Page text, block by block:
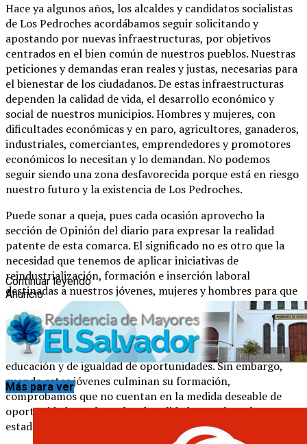
Hace ya algunos años, los alcaldes y candidatos socialistas
de Los Pedroches acordábamos seguir solicitando y
apostando por nuevas infraestructuras, por objetivos
centrados en el bien común de nuestros pueblos. Nuestras
peticiones y demandas eran reales y justas, necesarias para
el bienestar de los ciudadanos. De estas infraestructuras
dependen la calidad de vida, el desarrollo económico y
social de nuestros municipios. Hombres y mujeres, con
dificultades económicas y en paro, agricultores, ganaderos,
industriales, comerciantes, emprendedores y promotores
económicos lo necesitan y lo demandan. No podemos
seguir siendo una zona desfavorecida porque está en riesgo
nuestro futuro y la existencia de Los Pedroches.
Puede sonar a queja, pues cada ocasión aprovecho la
sección de Opinión del diario para expresar la realidad
patente de esta comarca. El significado no es otro que la
necesidad que tenemos de aplicar iniciativas de
reindustrialización, formación e inserción laboral
destinadas a nuestros jóvenes, mujeres y hombres para que
su futuro y su desarrollo puedan llevarse a cabo en nuestra
tierra. Contamos con el mejor capital humano. Los jóvenes
disponen de una formación sin precedentes, gracias al
esfuerzo de las instituciones públicas en materia de
educación y de igualdad de oportunidades. Sin embargo,
cuando estos jóvenes culminan su formación,
comprobamos que no cuentan en la medida deseable de
oportunidades y el empleo de calidad para el que han
estado preparándose durante años.
Continuar leyendo
Anuncio
Más para ver